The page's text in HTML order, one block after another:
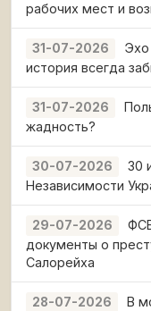
рабочих мест и
31-07-2026
Эхо
история всегда
31-07-2026
жадность?
30-07-2026
30
Независимости
29-07-2026
документы о
Салорейха
28-07-2026
В